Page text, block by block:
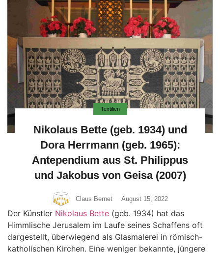
Textilien
Nikolaus Bette (geb. 1934) und
Dora Herrmann (geb. 1965):
Antependium aus St. Philippus
und Jakobus von Geisa (2007)
Claus Bernet August 15, 2022
Der Künstler Nikolaus Bette (geb. 1934) hat das
Himmlische Jerusalem im Laufe seines Schaffens oft
dargestellt, überwiegend als Glasmalerei in römisch-
katholischen Kirchen. Eine weniger bekannte, jüngere